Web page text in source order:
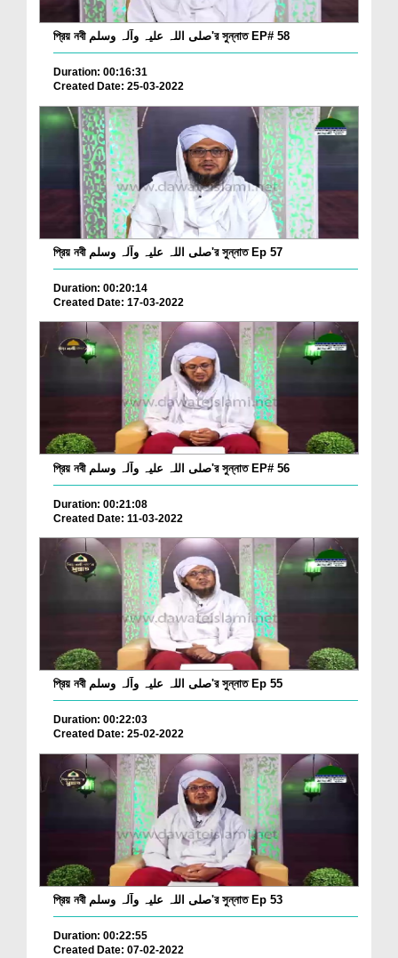
প্রিয় নবী صلی اللہ علیہ وآلہ وسلم'র সুন্নাত EP# 58
Duration: 00:16:31
Created Date: 25-03-2022
প্রিয় নবী صلی اللہ علیہ وآلہ وسلم'র সুন্নাত Ep 57
Duration: 00:20:14
Created Date: 17-03-2022
প্রিয় নবী صلی اللہ علیہ وآلہ وسلم'র সুন্নাত EP# 56
Duration: 00:21:08
Created Date: 11-03-2022
প্রিয় নবী صلی اللہ علیہ وآلہ وسلم'র সুন্নাত Ep 55
Duration: 00:22:03
Created Date: 25-02-2022
প্রিয় নবী صلی اللہ علیہ وآلہ وسلم'র সুন্নাত Ep 53
Duration: 00:22:55
Created Date: 07-02-2022